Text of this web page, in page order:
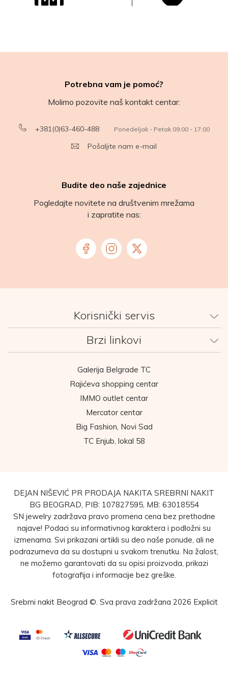
Potrebna vam je pomoć?
Molimo pozovite naš kontakt centar:
+381(0)63-460-488 Ponedeljak - Petak 09:00 - 17:00
Pošaljite nam e-mail
Budite deo naše zajednice
Pogledajte novitete na društvenim mrežama
i zapratite nas:
Korisnički servis
Brzi linkovi
Galerija Belgrade TC
Rajićeva shopping centar
IMMO outlet centar
Mercator centar
Big Fashion, Novi Sad
TC Enjub, lokal 58
DEJAN NIŠEVIĆ PR PRODAJA NAKITA SREBRNI NAKIT
BG BEOGRAD, PIB: 107827595, MB: 63018554
SN jewelry zadržava pravo promena cena bez prethodne
najave! Podaci su informativnog karaktera i podložni su
izmenama. Svi prikazani artikli su deo naše ponude, ali ne
podrazumeva da su dostupni u svakom trenutku. Na žalost,
ne možemo garantovati da su opisi proizvoda, prikazi
fotografija i informacije bez greške.
Srebrni nakit Beograd ©. Sva prava zadržana 2026 Explicit